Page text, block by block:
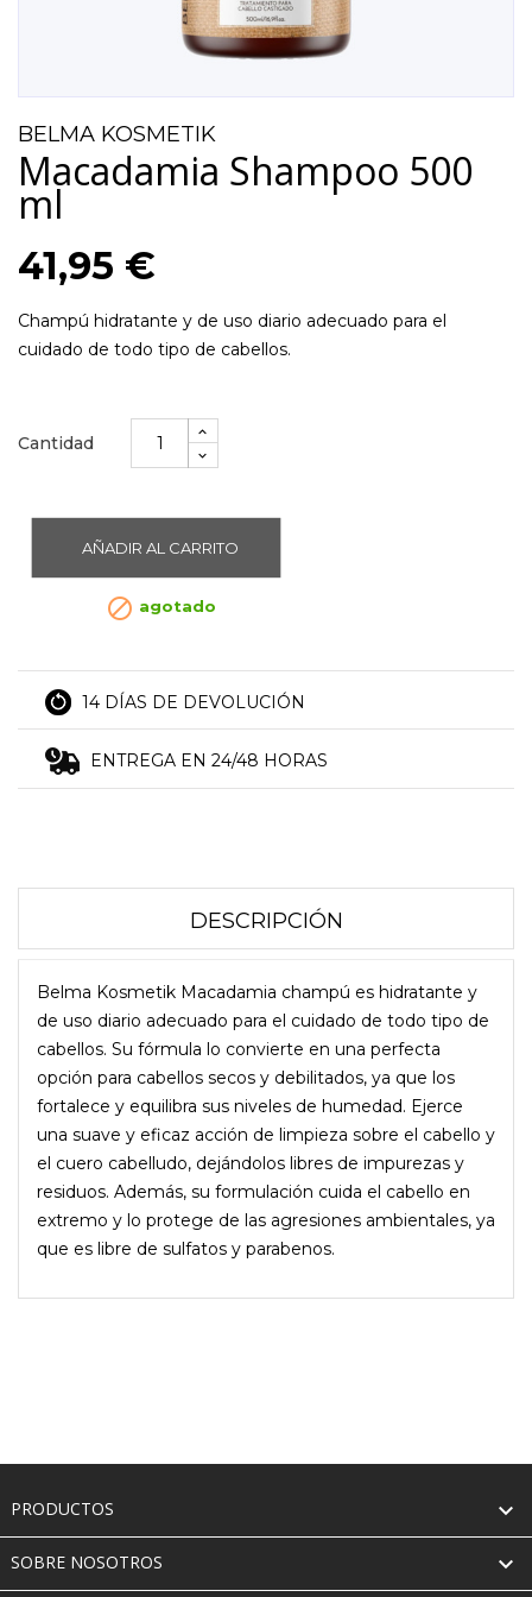
BELMA KOSMETIK
Macadamia Shampoo 500
ml
41,95 €
Champú hidratante y de uso diario adecuado para el
cuidado de todo tipo de cabellos.
Cantidad
AÑADIR AL CARRITO
 agotado
14 DÍAS DE DEVOLUCIÓN
ENTREGA EN 24/48 HORAS
DESCRIPCIÓN
Belma Kosmetik Macadamia champú es hidratante y
de uso diario adecuado para el cuidado de todo tipo de
cabellos. Su fórmula lo convierte en una perfecta
opción para cabellos secos y debilitados, ya que los
fortalece y equilibra sus niveles de humedad. Ejerce
una suave y eficaz acción de limpieza sobre el cabello y
el cuero cabelludo, dejándolos libres de impurezas y
residuos. Además, su formulación cuida el cabello en
extremo y lo protege de las agresiones ambientales, ya
que es libre de sulfatos y parabenos.
PRODUCTOS 
SOBRE NOSOTROS 